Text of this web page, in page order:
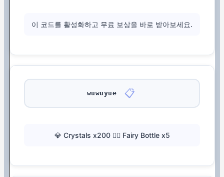
이 코드를 활성화하고 무료 보상을 바로 받아보세요.
wuwuyue 📋
💎 Crystals x200 🧚‍♀️ Fairy Bottle x5